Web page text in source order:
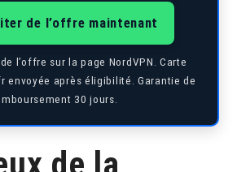
de l’offre maintenant
l’offre sur la page NordVPN. Carte
envoyée après éligibilité. Garantie de
30 jours.
de la